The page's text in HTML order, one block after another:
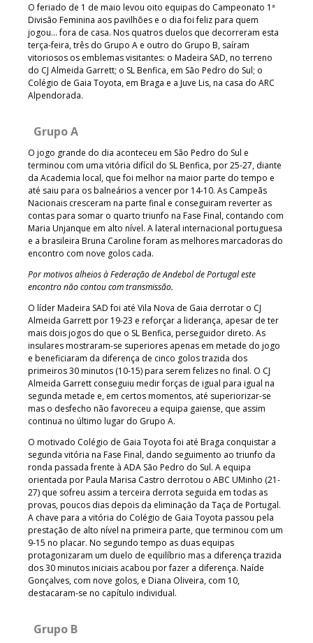
O feriado de 1 de maio levou oito equipas do Campeonato 1ª
Divisão Feminina aos pavilhões e o dia foi feliz para quem
jogou… fora de casa. Nos quatros duelos que decorreram esta
terça-feira, três do Grupo A e outro do Grupo B, saíram
vitoriosos os emblemas visitantes: o Madeira SAD, no terreno
do CJ Almeida Garrett; o SL Benfica, em São Pedro do Sul; o
Colégio de Gaia Toyota, em Braga e a Juve Lis, na casa do ARC
Alpendorada.
Grupo A
O jogo grande do dia aconteceu em São Pedro do Sul e
terminou com uma vitória difícil do SL Benfica, por 25-27, diante
da Academia local, que foi melhor na maior parte do tempo e
até saiu para os balneários a vencer por 14-10. As Campeãs
Nacionais cresceram na parte final e conseguiram reverter as
contas para somar o quarto triunfo na Fase Final, contando com
Maria Unjanque em alto nível. A lateral internacional portuguesa
e a brasileira Bruna Caroline foram as melhores marcadoras do
encontro com nove golos cada.
Por motivos alheios à Federação de Andebol de Portugal este
encontro não contou com transmissão.
O líder Madeira SAD foi até Vila Nova de Gaia derrotar o CJ
Almeida Garrett por 19-23 e reforçar a liderança, apesar de ter
mais dois jogos do que o SL Benfica, perseguidor direto. As
insulares mostraram-se superiores apenas em metade do jogo
e beneficiaram da diferença de cinco golos trazida dos
primeiros 30 minutos (10-15) para serem felizes no final. O CJ
Almeida Garrett conseguiu medir forças de igual para igual na
segunda metade e, em certos momentos, até superiorizar-se
mas o desfecho não favoreceu a equipa gaiense, que assim
continua no último lugar do Grupo A.
O motivado Colégio de Gaia Toyota foi até Braga conquistar a
segunda vitória na Fase Final, dando seguimento ao triunfo da
ronda passada frente à ADA São Pedro do Sul. A equipa
orientada por Paula Marisa Castro derrotou o ABC UMinho (21-
27) que sofreu assim a terceira derrota seguida em todas as
provas, poucos dias depois da eliminação da Taça de Portugal.
A chave para a vitória do Colégio de Gaia Toyota passou pela
prestação de alto nível na primeira parte, que terminou com um
9-15 no placar. No segundo tempo as duas equipas
protagonizaram um duelo de equilíbrio mas a diferença trazida
dos 30 minutos iniciais acabou por fazer a diferença. Naíde
Gonçalves, com nove golos, e Diana Oliveira, com 10,
destacaram-se no capítulo individual.
Grupo B